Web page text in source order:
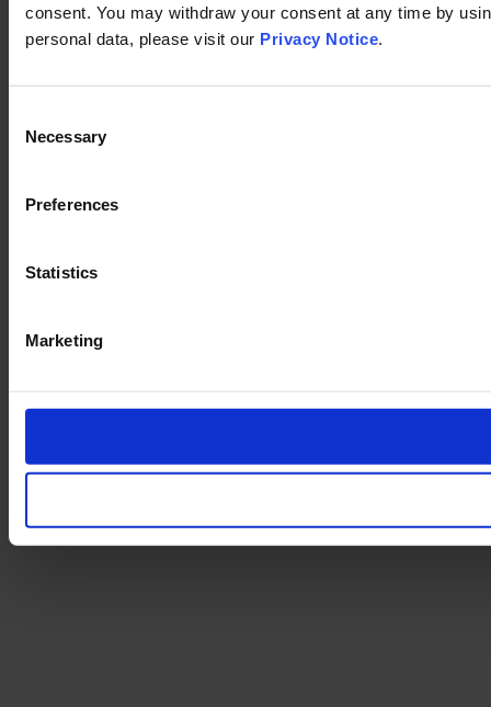
consent. You may withdraw your consent at any time by
personal data, please visit our Privacy Notice
Selection
Necessary
Preferences
Statistics
Marketing